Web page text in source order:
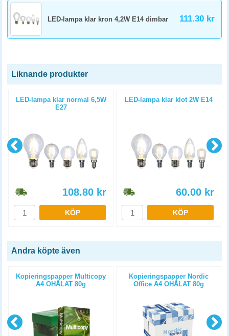
LED-lampa klar kron 4,2W E14 dimbar 111.30 kr
Liknande produkter
LED-lampa klar normal 6,5W
E27
108.80 kr
KÖP
LED-lampa klar klot 2W E14
60.00 kr
KÖP
Andra köpte även
Kopieringspapper Multicopy
A4 OHÅLAT 80g
Kopieringspapper Nordic
Office A4 OHÅLAT 80g